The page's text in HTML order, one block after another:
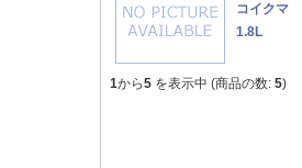
コイク
1.8L
1から5 を表示中 (商品の数: 5)